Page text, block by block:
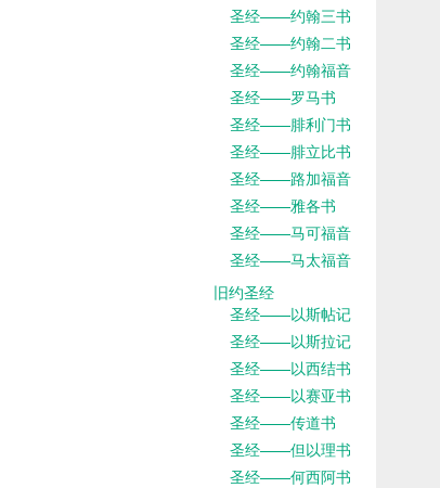
圣经——约翰三书
圣经——约翰二书
圣经——约翰福音
圣经——罗马书
圣经——腓利门书
圣经——腓立比书
圣经——路加福音
圣经——雅各书
圣经——马可福音
圣经——马太福音
旧约圣经
圣经——以斯帖记
圣经——以斯拉记
圣经——以西结书
圣经——以赛亚书
圣经——传道书
圣经——但以理书
圣经——何西阿书